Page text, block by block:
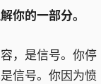
你的一部分。
，是信号。你停
信号。你因为愤